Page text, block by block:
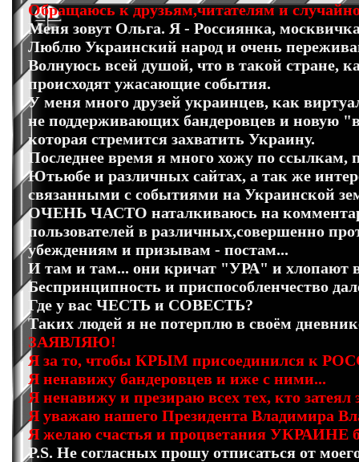
Обращаюсь к друзьям,читателям и
Меня зовут Ольга. Я - Россиянка,
Люблю Украинский народ и очень
Волнуюсь всей душой, что в такой стране,
происходят ужасающие события.
У меня много друзей украинцев, как
не поддерживающих бандеровцев и новую
которая стремится захватить Украину.
Последнее время я много хожу по ссылкам,
Ютьюбе и различных сайтах, а так же
связанными с событиями на Украинской
ОЧЕНЬ ЧАСТО наталкиваюсь на
пользователей в различных,совершенно
убеждениям и призывам - постам...
И там и там... они кричат "УРА" и хлопают
Беспринципность и приспособленчество
Где у вас ЧЕСТЬ и СОВЕСТЬ?
Таких людей я не потерплю в своём
ЗАЯВЛЯЮ!
Я за то, чтобы КРЫМ присоединился к
Я ненавижу бандеровцев и иже с ними...
Я ненавижу и презираю всех тех, кто затеял
Я уважаю нашего Президента Владимира
Я желаю счастья и процветания УКРАИНЕ
P.S. Не согласных прошу отписаться от